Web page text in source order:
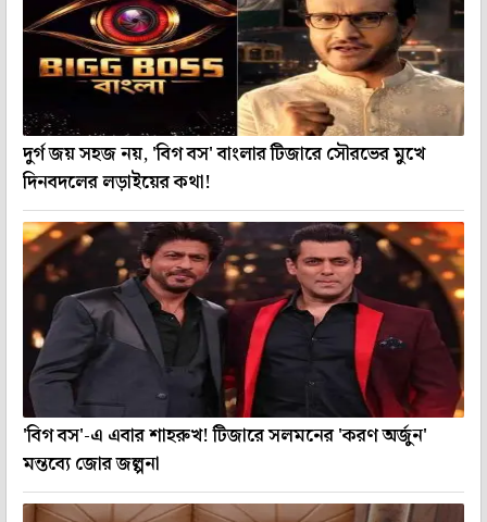
দুর্গ জয় সহজ নয়, 'বিগ বস' বাংলার টিজারে সৌরভের মুখে
দিনবদলের লড়াইয়ের কথা!
'বিগ বস'-এ এবার শাহরুখ! টিজারে সলমনের 'করণ অর্জুন'
মন্তব্যে জোর জল্পনা